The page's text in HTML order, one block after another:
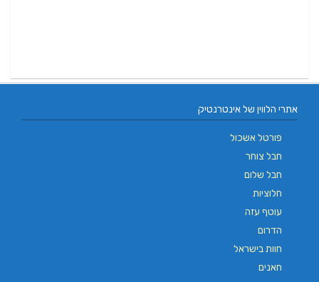
אתרי הלווין של אינטרנטיק
פורטל אשכול
חבל צוחר
חבל שלום
חלוציות
עוטף עזה
הדרום
חוות בישראל
חאנים